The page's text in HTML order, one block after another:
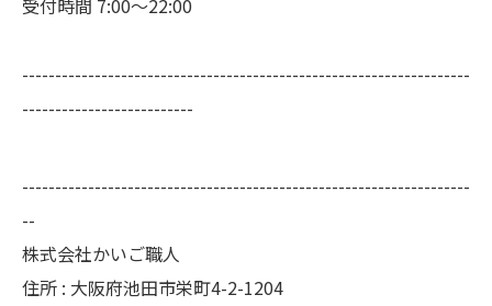
--------------------------------------------------------------------
--------------------------
--------------------------------------------------------------------
--
株式会社かいご職人
住所 : 大阪府池田市栄町4-2-1204